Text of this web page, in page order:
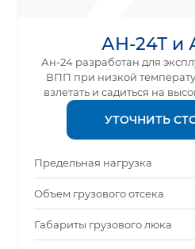
АН-24Т и
Ан-24 разработан для
ВПП при низкой
взлетать и садиться на
УТОЧНИТЬ
Предельная нагрузка
Объем грузового отсека
Габариты грузового люка